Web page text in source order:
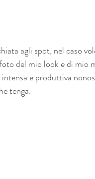
agli spot, nel caso
del mio look e di mio
e produttiva
tenga.